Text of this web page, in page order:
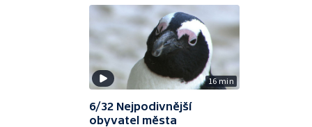
16 min
6/32 Nejpodivnější
obyvatel města